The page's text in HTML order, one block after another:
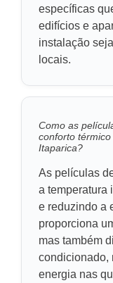
específicas
edifícios e
instalação
locais.
Como as
conforto
Itaparica?
As películas
a temperatura
e reduzindo a
proporciona
mas também
condicionado,
energia nas